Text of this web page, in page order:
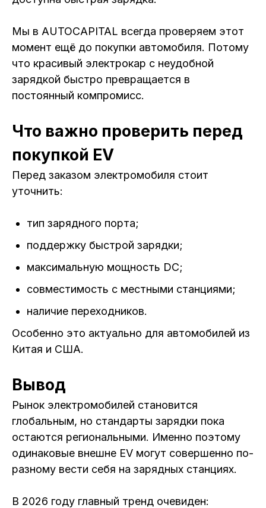
Мы в AUTOCAPITAL всегда проверяем этот
момент ещё до покупки автомобиля. Потому
что красивый электрокар с неудобной
зарядкой быстро превращается в
постоянный компромисс.
Что важно проверить перед
покупкой EV
Перед заказом электромобиля стоит
уточнить:
тип зарядного порта;
поддержку быстрой зарядки;
максимальную мощность DC;
совместимость с местными станциями;
наличие переходников.
Особенно это актуально для автомобилей из
Китая и США.
Вывод
Рынок электромобилей становится
глобальным, но стандарты зарядки пока
остаются региональными. Именно поэтому
одинаковые внешне EV могут совершенно по-
разному вести себя на зарядных станциях.
В 2026 году главный тренд очевиден: